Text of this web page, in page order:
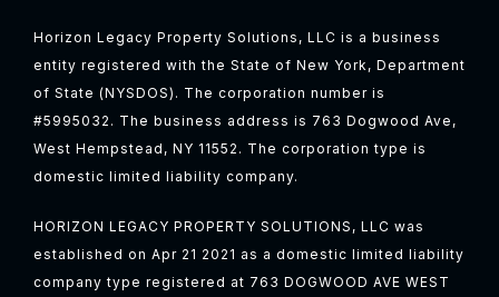
Horizon Legacy Property Solutions, LLC is a business
entity registered with the State of New York, Department
of State (NYSDOS). The corporation number is
#5995032. The business address is 763 Dogwood Ave,
West Hempstead, NY 11552. The corporation type is
domestic limited liability company.
HORIZON LEGACY PROPERTY SOLUTIONS, LLC was
established on Apr 21 2021 as a domestic limited liability
company type registered at 763 DOGWOOD AVE WEST